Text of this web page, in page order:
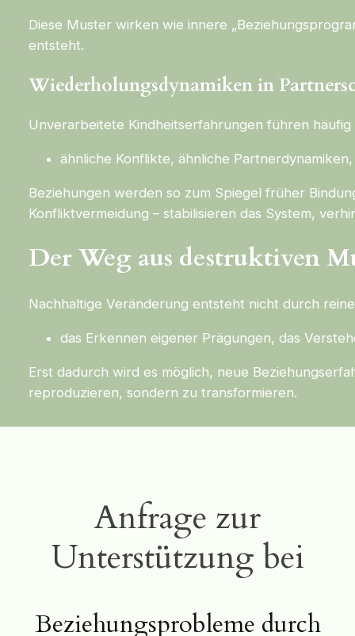
Diese Muster wirken wie innere
entsteht.
Wiederholungsdynamiken in
Unverarbeitete Kindheitserfahrungen führen
ähnliche Konflikte, ähnliche
Beziehungen werden so zum Spiegel früher
Konfliktvermeidung – stabilisieren das System,
Der Weg aus destruktiven
Nachhaltige Veränderung entsteht nicht durch
das Erkennen eigener Prägungen, das
Erst dadurch wird es möglich, neue
reproduzieren, sondern zu transformieren.
Anfrage zur
Unterstützung bei
Beziehungsprobleme durch